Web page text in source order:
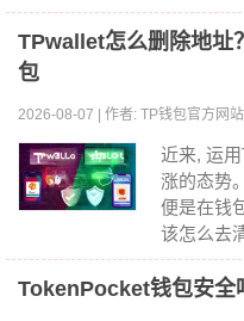
TPwallet怎么删除地址
包
2026-08-07 | 作者: TP钱包官方网站 |
近来, 运
涨的态势
便是在钱
该怎么去
TokenPocket钱包安全